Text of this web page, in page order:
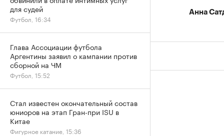
Анна
для судей
Футбол, 16:34
Глава Ассоциации футбола
Аргентины заявил о кампании против
сборной на ЧМ
Футбол, 15:52
Стал известен окончательный состав
юниоров на этап Гран-при ISU в
Китае
Фигурное катание, 15:36